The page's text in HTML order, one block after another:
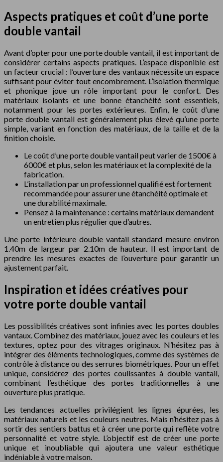
Aspects pratiques et coût d’une porte
double vantail
Avant d’opter pour une porte double vantail, il est important de
considérer certains aspects pratiques. L’espace disponible est
un facteur crucial : l’ouverture des vantaux nécessite un espace
suffisant pour éviter tout encombrement. L’isolation thermique
et phonique joue un rôle important pour le confort. Des
matériaux isolants et une bonne étanchéité sont essentiels,
notamment pour les portes extérieures. Enfin, le coût d’une
porte double vantail est généralement plus élevé qu’une porte
simple, variant en fonction des matériaux, de la taille et de la
finition choisie.
Le coût d’une porte double vantail peut varier de 1500€ à
6000€ et plus, selon les matériaux et la complexité de la
fabrication.
L’installation par un professionnel qualifié est fortement
recommandée pour assurer une étanchéité optimale et
une durabilité maximale.
Pensez à la maintenance : certains matériaux demandent
un entretien plus régulier que d’autres.
Une porte intérieure double vantail standard mesure environ
1.40m de largeur par 2.10m de hauteur. Il est important de
prendre les mesures exactes de l’ouverture pour garantir un
ajustement parfait.
Inspiration et idées créatives pour
votre porte double vantail
Les possibilités créatives sont infinies avec les portes doubles
vantaux. Combinez des matériaux, jouez avec les couleurs et les
textures, optez pour des vitrages originaux. N’hésitez pas à
intégrer des éléments technologiques, comme des systèmes de
contrôle à distance ou des serrures biométriques. Pour un effet
unique, considérez des portes coulissantes à double vantail,
combinant l’esthétique des portes traditionnelles à une
ouverture plus pratique.
Les tendances actuelles privilégient les lignes épurées, les
matériaux naturels et les couleurs neutres. Mais n’hésitez pas à
sortir des sentiers battus et à créer une porte qui reflète votre
personnalité et votre style. L’objectif est de créer une porte
unique et inoubliable qui ajoutera une valeur esthétique
indéniable à votre maison.